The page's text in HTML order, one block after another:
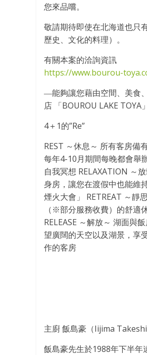
您來品嚐。
敬請期待即使在北海道也只
歷史、文化的料理）。
有關本案的洽詢資訊
https://www.bourou-
―能夠讓您藉由空間、美食
店 「BOUROU LAKE
4＋1的”Re”
REST ～休息～ 所有客房備
每年4-10月期間每晚都會舉
自我冥想 RELAXATION ～
身房，讓您在渡假中也能維
煙火大會」 RETREAT ～靜
（※部分服務收費）的舒適
RELEASE ～解放～ 湖面與
望廣闊的天空以及湖景，享
作的客房
主廚 飯島豪（Iijima
飯島豪先生於1988年下半年